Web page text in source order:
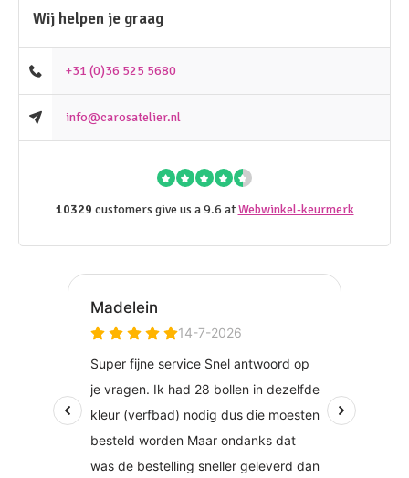
Wij helpen je graag
+31 (0)36 525 5680
info@carosatelier.nl
10329 customers give us a 9.6 atWebwinkel-keurmerk